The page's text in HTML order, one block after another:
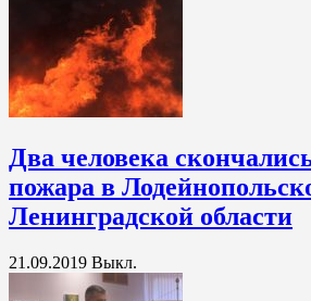
Два человека
пожара в
Ленинградской области
21.09.2019 Выкл.